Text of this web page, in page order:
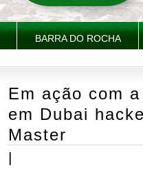
BARRA DO ROCHA
Em ação com
em Dubai
Master
|